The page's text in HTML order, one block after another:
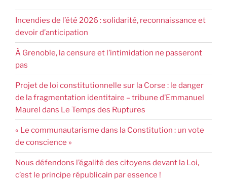
Incendies de l’été 2026 : solidarité, reconnaissance et
devoir d’anticipation
À Grenoble, la censure et l’intimidation ne passeront
pas
Projet de loi constitutionnelle sur la Corse : le danger
de la fragmentation identitaire – tribune d’Emmanuel
Maurel dans Le Temps des Ruptures
« Le communautarisme dans la Constitution : un vote
de conscience »
Nous défendons l’égalité des citoyens devant la Loi,
c’est le principe républicain par essence !